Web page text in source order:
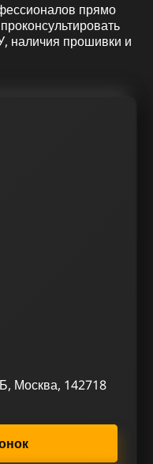
прямо
наличия прошивки и
Москва, 142718